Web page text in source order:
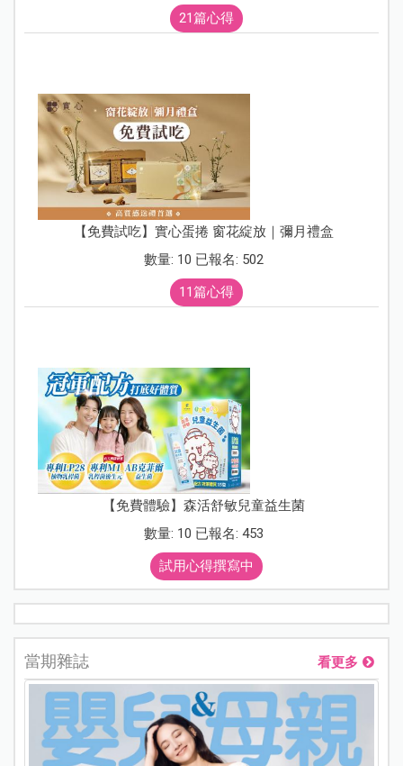
21篇心得
【免費試吃】實心蛋捲 窗花綻放｜彌月禮盒
數量: 10 已報名: 502
11篇心得
【免費體驗】森活舒敏兒童益生菌
數量: 10 已報名: 453
試用心得撰寫中
當期雜誌 看更多